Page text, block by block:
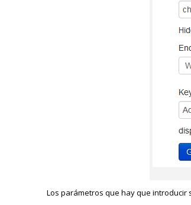
Los parámetros que hay que introducir